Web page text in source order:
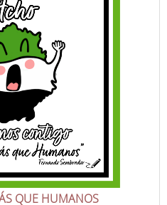
QUE HUMANOS